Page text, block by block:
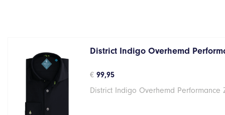
District Indigo Overhemd
€ 99,95
District Indigo Overhemd Performance